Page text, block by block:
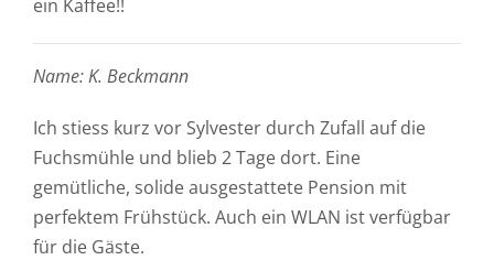
ein Kaffee!!
Name: K. Beckmann
Ich stiess kurz vor Sylvester durch Zufall auf die
Fuchsmühle und blieb 2 Tage dort. Eine
gemütliche, solide ausgestattete Pension mit
perfektem Frühstück. Auch ein WLAN ist verfügbar
für die Gäste.